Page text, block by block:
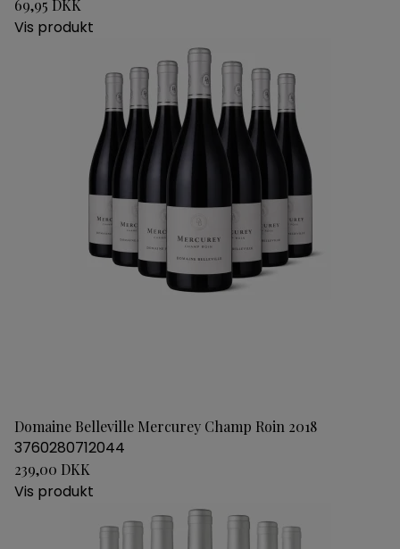
69,95 DKK
Vis produkt
Domaine Belleville Mercurey Champ Roin 2018
3760280712044
239,00 DKK
Vis produkt